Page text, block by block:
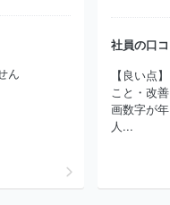
東邦チタニウム株式会社
ん
社員の口コ
【良い点
こと・改
画数字が年
人...